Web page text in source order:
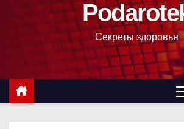
с
Секреты здоровья